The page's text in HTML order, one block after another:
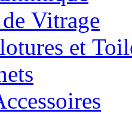
Vitrage
et